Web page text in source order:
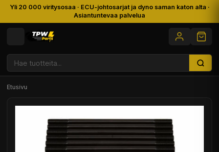
Yli 20 000 viritysosaa · ECU-johtosarjat ja dyno saman katon alta ·
Asiantuntevaa palvelua
Etusivu